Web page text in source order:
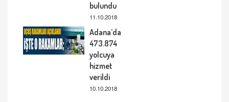
bulundu
11.10.2018
Adana’da
473.874
yolcuya
hizmet
verildi
10.10.2018